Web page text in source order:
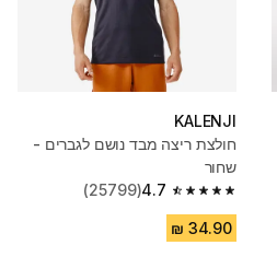
KALENJI
חולצת ריצה מבד נושם לגברים -
שחור
4.7
4.7 out of 5 stars from 25799 reviews
(25799)